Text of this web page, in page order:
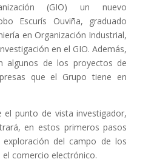
(GIO) un nuevo
Escurís Ouviña, graduado
en Organización Industrial,
en el GIO. Además,
algunos de los proyectos de
que el Grupo tiene en
el punto de vista investigador,
en estos primeros pasos
del campo de los
el comercio electrónico.